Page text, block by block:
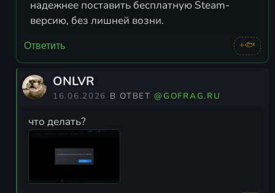
надежнее поставить бесплатную Steam-
версию, без лишней возни.
Ответить +🐟
ONLVR
16.06.2026 В ОТВЕТ@GOFRAG.RU
что делать?